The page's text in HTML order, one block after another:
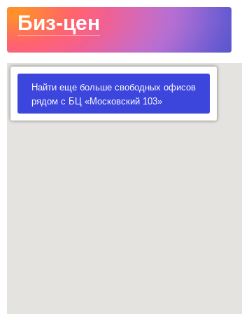
Биз-цен
Найти еще больше свободных офисов
рядом с БЦ «Московский 103»